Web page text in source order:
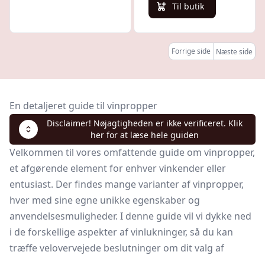
Til butik
Forrige side Næste side
En detaljeret guide til vinpropper
Disclaimer! Nøjagtigheden er ikke verificeret. Klik
her for at læse hele guiden
Velkommen til vores omfattende guide om vinpropper,
et afgørende element for enhver vinkender eller
entusiast. Der findes mange varianter af vinpropper,
hver med sine egne unikke egenskaber og
anvendelsesmuligheder. I denne guide vil vi dykke ned
i de forskellige aspekter af vinlukninger, så du kan
træffe velovervejede beslutninger om dit valg af